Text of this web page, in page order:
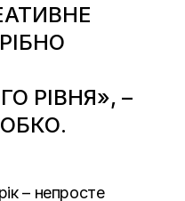
РІВНЯ», –
– непросте